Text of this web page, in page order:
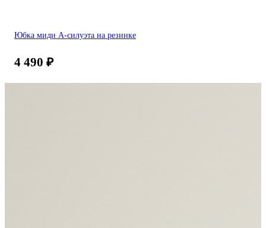
Юбка миди А-силуэта на резинке
4 490 ₽